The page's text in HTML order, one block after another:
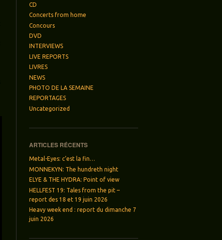
CD
Concerts from home
Concours
DVD
INTERVIEWS
LIVE REPORTS
LIVRES
NEWS
PHOTO DE LA SEMAINE
REPORTAGES
Uncategorized
ARTICLES RÉCENTS
Metal-Eyes: c’est la fin…
MONNEKYN: The hundreth night
ELYE & THE HYDRA: Point of view
HELLFEST 19: Tales from the pit –
report des 18 et 19 juin 2026
Heavy week end : report du dimanche 7
juin 2026